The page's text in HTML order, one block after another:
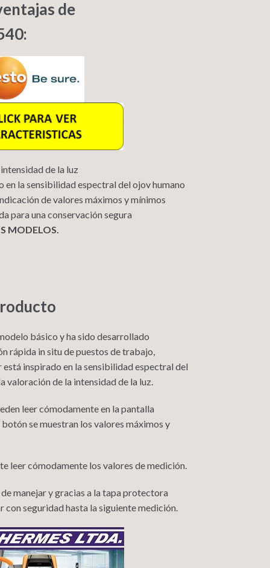
de
de la luz
en la sensibilidad espectral del ojov humano
de valores máximos y mínimos
para una conservación segura
MODELOS.
básico y ha sido desarrollado
rápida in situ de puestos de trabajo,
inspirado en la sensibilidad espectral del
valoración de la intensidad de la luz.
leer cómodamente en la pantalla
se muestran los valores máximos y
leer cómodamente los valores de medición.
manejar y gracias a la tapa protectora
con seguridad hasta la siguiente medición.